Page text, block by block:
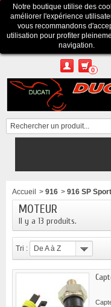
Appelez-nous au :Pour tous
depuis le formulaire de
0
Notre boutique utilise des
améliorer l'expérience
vous recommandons
utilisation pour profiter
navigation.
Accueil > 916 > 916 SP
MOTEUR
Il y a 13 produits.
Tri : De A à Z